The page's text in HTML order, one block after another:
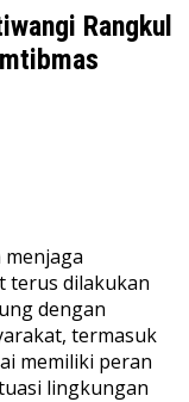
Rangkul
terus dilakukan
dengan
termasuk
memiliki peran
lingkungan